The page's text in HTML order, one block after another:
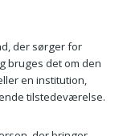
der sørger for
bruges det om den
en institution,
tilstedeværelse.